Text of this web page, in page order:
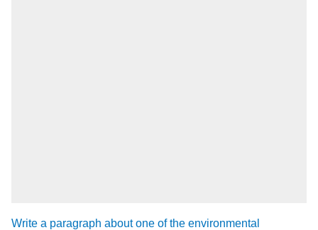
Write a paragraph about one of the environmental